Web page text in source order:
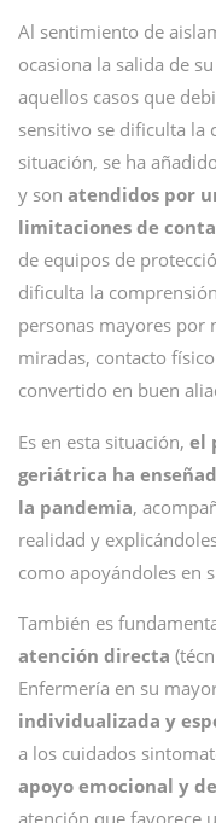
Al sentimiento de
ocasiona la salida de
aquellos casos que
sensitivo se dificulta la
situación, se ha
y son atendidos por
limitaciones de
de equipos de
dificulta la
personas mayores por
miradas, contacto
convertido en buen
Es en esta situación, el
geriátrica ha
la pandemia,
realidad y
como apoyándoles en
También es
atención directa
Enfermería en su
individualizada y
a los cuidados
apoyo emocional y
atención que favorece